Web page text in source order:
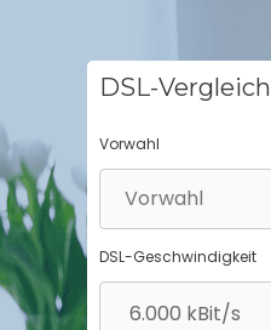
DSL-Vergleich
Vorwahl
DSL-Geschwindigkeit